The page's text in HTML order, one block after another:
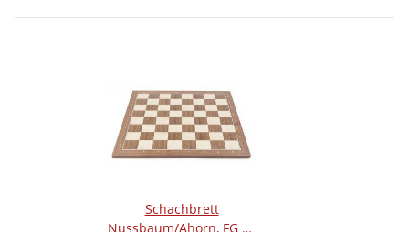
Schachbrett
Nussbaum/Ahorn, FG 50